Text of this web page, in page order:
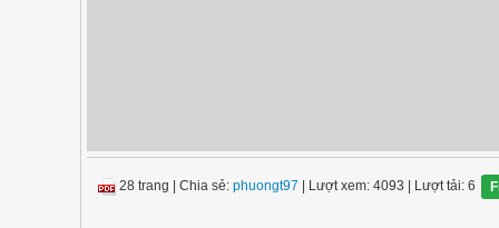
28 trang Chia sẻ: phuongt97 | Lượt xem: 4093 | Lượt tải: 6